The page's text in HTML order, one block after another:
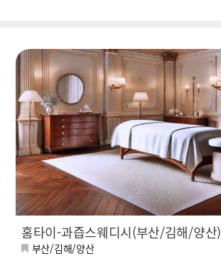
홈타이-과즙스웨디시(부산/김해/양산)
부산/김해/양산